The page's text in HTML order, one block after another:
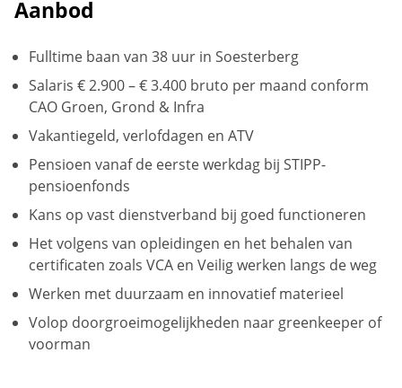
Aanbod
Fulltime baan van 38 uur in Soesterberg
Salaris € 2.900 – € 3.400 bruto per maand conform
CAO Groen, Grond & Infra
Vakantiegeld, verlofdagen en ATV
Pensioen vanaf de eerste werkdag bij STIPP-
pensioenfonds
Kans op vast dienstverband bij goed functioneren
Het volgens van opleidingen en het behalen van
certificaten zoals VCA en Veilig werken langs de weg
Werken met duurzaam en innovatief materieel
Volop doorgroeimogelijkheden naar greenkeeper of
voorman